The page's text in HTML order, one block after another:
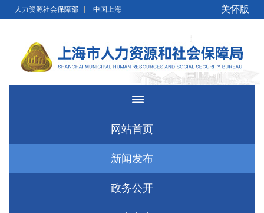
无障碍操作说明 跳转到网站导航区
人力资源社会保障部 中国上海 关怀版
网站首页
新闻发布
政务公开